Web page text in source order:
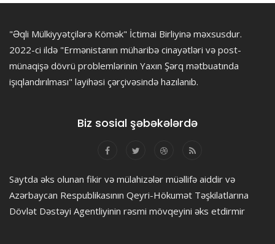
"Əqli Mülkiyyətçilərə Kömək" İctimai Birliyinə məxsusdur.
2022-ci ildə "Ermənistanın müharibə cinayətləri və post-
münaqişə dövrü problemlərinin Yaxın Şərq mətbuatında
işıqlandırılması" layihəsi çərçivəsində hazılanıb.
Biz sosial şəbəkələrdə
Saytda əks olunan fikir və mülahizələr müəllifə aiddir və
Azərbaycan Respublikasının Qeyri-Hökumət Təşkilatlarına
Dövlət Dəstəyi Agentliyinin rəsmi mövqeyini əks etdirmir